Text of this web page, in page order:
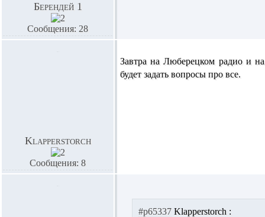
Берендей 1
Сообщения: 28
Klapperstorch
Сообщения: 8
Завтра на Люберецком радио и
будет задать вопросы про все.
#p65337 Klapperstorch :